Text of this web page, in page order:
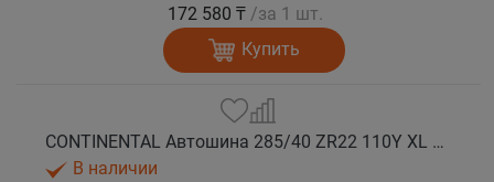
172 580 ₸ /за 1 шт.
Купить
CONTINENTAL Автошина 285/40 ZR22 110Y XL FR SportContact 7 NC0 лето
В наличии